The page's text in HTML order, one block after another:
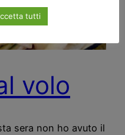
volo
sera non ho avuto il
tutti